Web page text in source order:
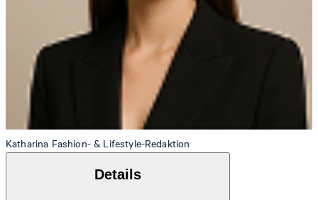
Katharina Fashion- & Lifestyle-Redaktion
Details